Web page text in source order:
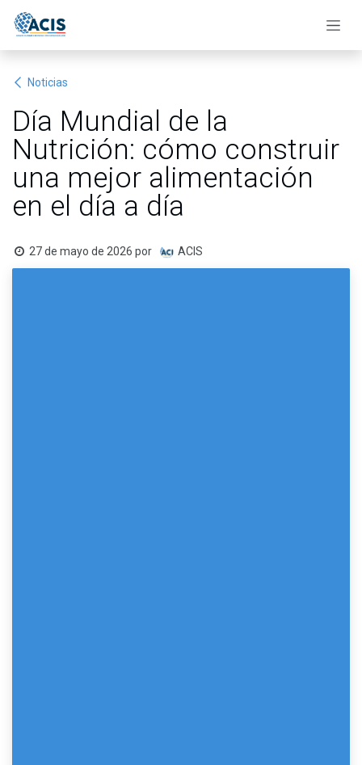
Noticias
Día Mundial de la
Nutrición: cómo construir
una mejor alimentación
en el día a día
27 de mayo de 2026 por ACIS